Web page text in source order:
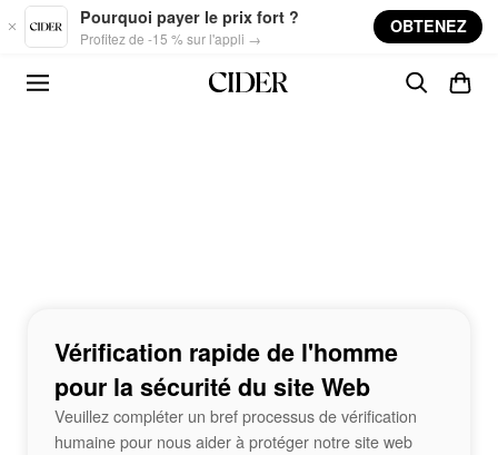
Skip to main content
Pourquoi payer le prix fort ?
Profitez de -15 % sur l'appli →
OBTENEZ
Vérification rapide de l'homme
pour la sécurité du site Web
Veuillez compléter un bref processus de vérification
humaine pour nous aider à protéger notre site web